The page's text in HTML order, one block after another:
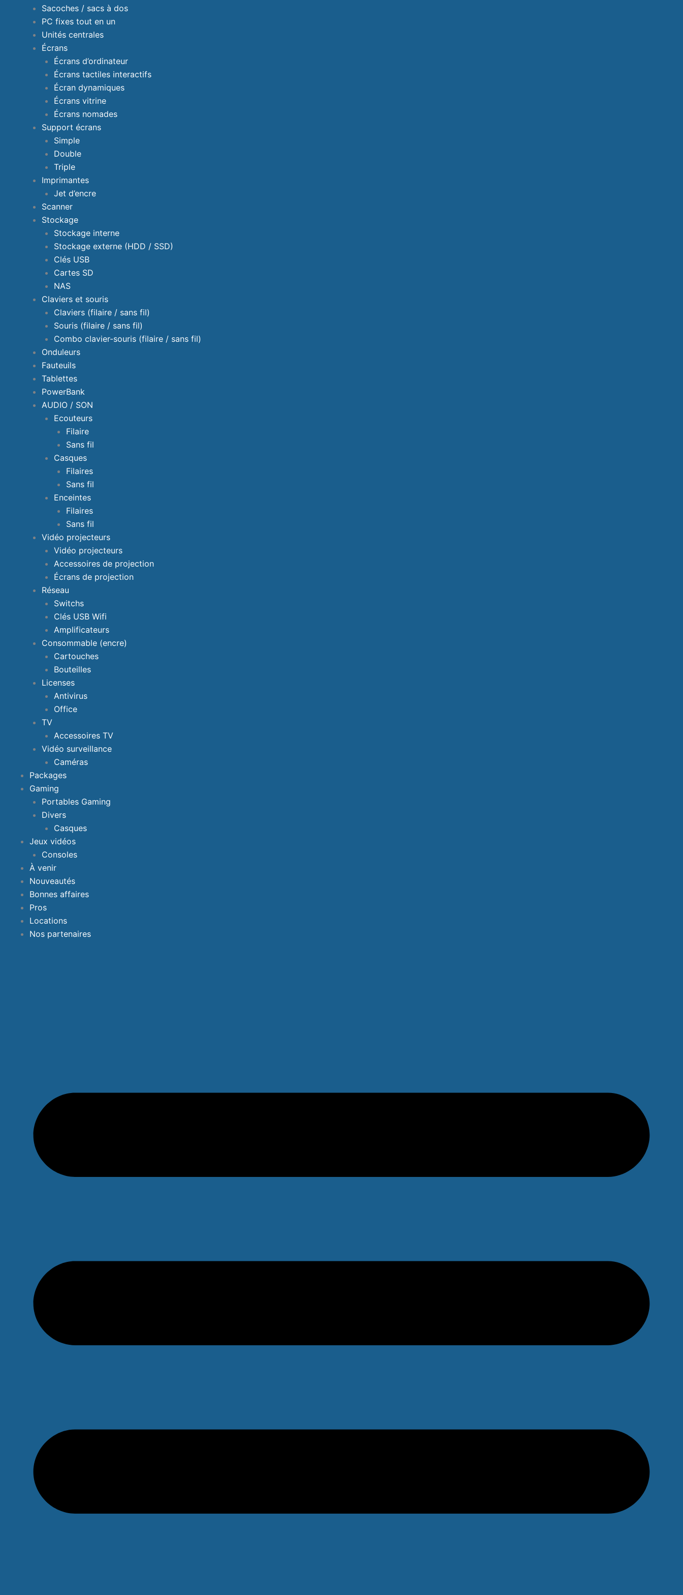
Sacoches / sacs à dos
PC fixes tout en un
Unités centrales
Écrans
Écrans d’ordinateur
Écrans tactiles interactifs
Écran dynamiques
Écrans vitrine
Écrans nomades
Support écrans
Simple
Double
Triple
Imprimantes
Jet d’encre
Scanner
Stockage
Stockage interne
Stockage externe (HDD / SSD)
Clés USB
Cartes SD
NAS
Claviers et souris
Claviers (filaire / sans fil)
Souris (filaire / sans fil)
Combo clavier-souris (filaire / sans fil)
Onduleurs
Fauteuils
Tablettes
PowerBank
AUDIO / SON
Ecouteurs
Filaire
Sans fil
Casques
Filaires
Sans fil
Enceintes
Filaires
Sans fil
Vidéo projecteurs
Vidéo projecteurs
Accessoires de projection
Écrans de projection
Réseau
Switchs
Clés USB Wifi
Amplificateurs
Consommable (encre)
Cartouches
Bouteilles
Licenses
Antivirus
Office
TV
Accessoires TV
Vidéo surveillance
Caméras
Packages
Gaming
Portables Gaming
Divers
Casques
Jeux vidéos
Consoles
À venir
Nouveautés
Bonnes affaires
Pros
Locations
Nos partenaires